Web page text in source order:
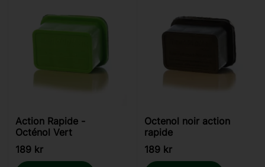
Action Rapide -
Octénol Vert
189 kr
Octenol noir action
rapide
189 kr